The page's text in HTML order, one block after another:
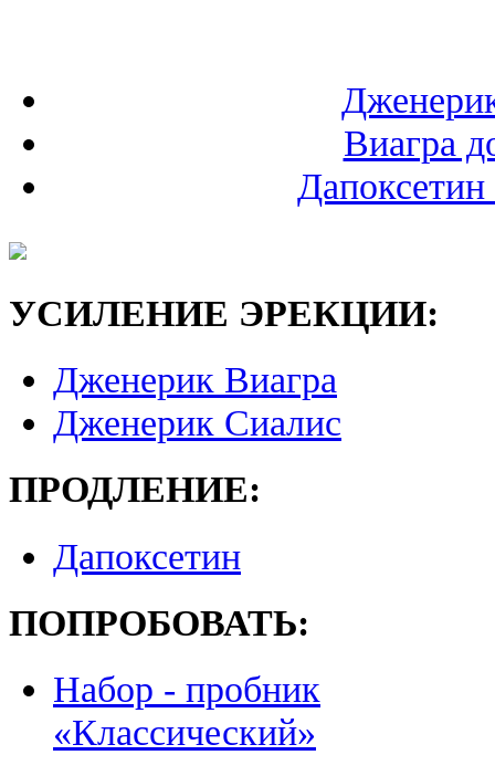
Виагра
УСИЛЕНИЕ ЭРЕКЦИИ:
Дженерик Виагра
Дженерик Сиалис
ПРОДЛЕНИЕ:
Дапоксетин
ПОПРОБОВАТЬ:
Набор - пробник
«Классический»